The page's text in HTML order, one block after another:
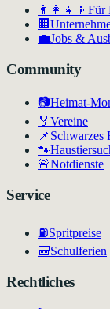
👨‍👩‍👧‍👦 Für
🏢
💼Jobs &
Community
📷Heimat-
🏅 Vereine
📌Schwarzes
🐾
🚨Notdienste
Service
⛽Spritpreise
🎒Schulferien
Rechtliches